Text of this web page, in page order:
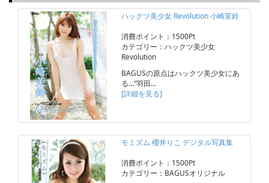
ハックツ美少女 Revolution 小崎茉鈴
消費ポイント：1500Pt
カテゴリー：ハックツ美少女
Revolution
BAGUSの原点はハックツ美少女にあ
る…“羽田…
[詳細を見る]
モミズム 櫻井りこ デジタル写真集
消費ポイント：1500Pt
カテゴリー：BAGUSオリジナル